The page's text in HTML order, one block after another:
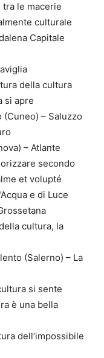
tra le macerie
culturale
Capitale
della cultura
si apre
– Saluzzo
– Atlante
secondo
et volupté
e di Luce
cultura, la
(Salerno) – La
si sente
è una bella
dell’impossibile